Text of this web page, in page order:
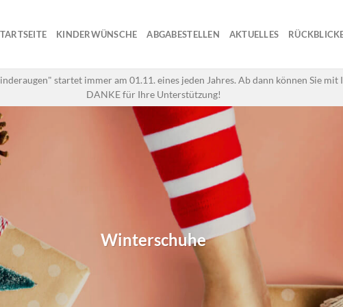
KINDERWÜNSCHE ABGABESTELLEN AKTUELLES
startet immer am 01.11. eines jeden Jahres. Ab dann können Sie mit
DANKE für Ihre Unterstützung!
Winterschuhe